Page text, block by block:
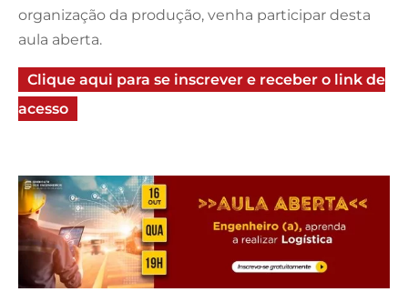
organização da produção, venha participar desta
aula aberta.
Clique aqui para se inscrever e receber o link de
acesso